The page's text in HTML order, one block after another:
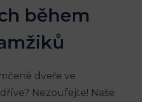
během
dveře ve
Nezoufejte! Naše⁢